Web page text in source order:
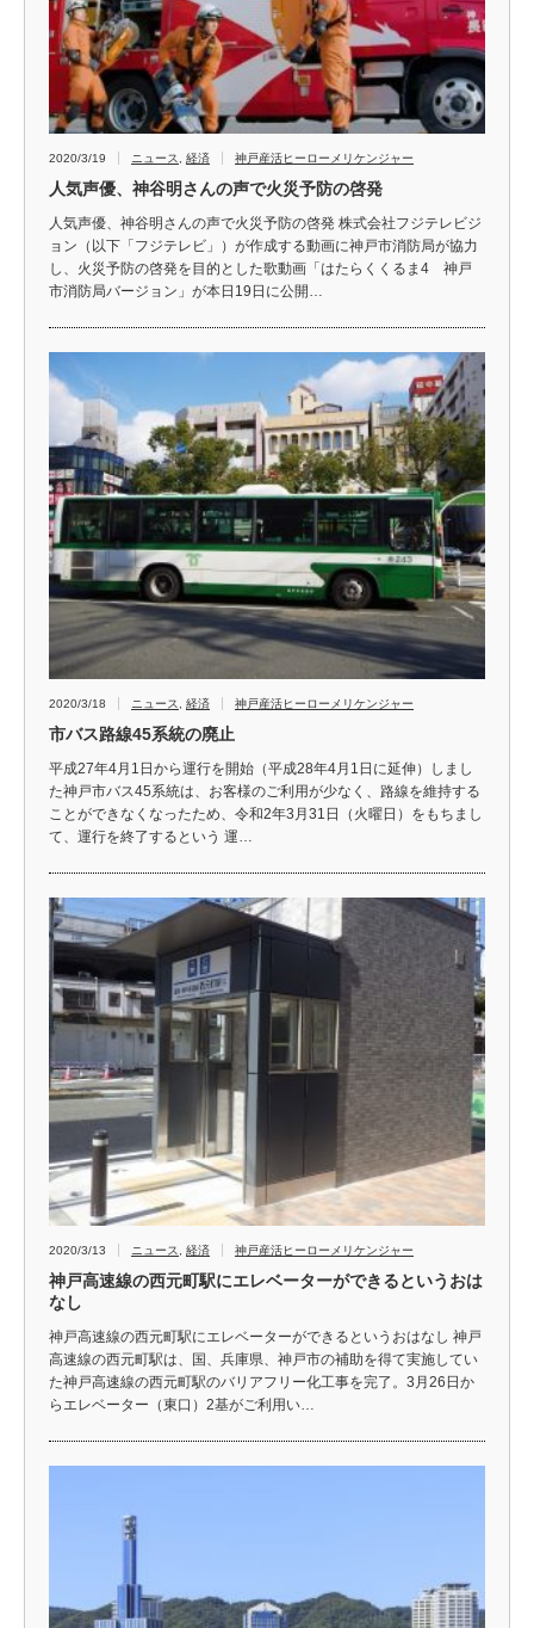
2020/3/19 ニュース 経済 神戸産活ヒーローメリケンジャー
人気声優、神谷明さんの声で火災予防の啓発
人気声優、神谷明さんの声で火災予防の啓発 株式会社フジテレビジ
ョン（以下「フジテレビ」）が作成する動画に神戸市消防局が協力
し、火災予防の啓発を目的とした歌動画「はたらくくるま4 神戸
市消防局バージョン」が本日19日に公開…
2020/3/18 ニュース 経済 神戸産活ヒーローメリケンジャー
市バス路線45系統の廃止
平成27年4月1日から運行を開始（平成28年4月1日に延伸）しまし
た神戸市バス45系統は、お客様のご利用が少なく、路線を維持する
ことができなくなったため、令和2年3月31日（火曜日）をもちまし
て、運行を終了するという 運…
2020/3/13 ニュース 経済 神戸産活ヒーローメリケンジャー
神戸高速線の西元町駅にエレベーターができるというおは
なし
神戸高速線の西元町駅にエレベーターができるというおはなし 神戸
高速線の西元町駅は、国、兵庫県、神戸市の補助を得て実施してい
た神戸高速線の西元町駅のバリアフリー化工事を完了。3月26日か
らエレベーター（東口）2基がご利用い…